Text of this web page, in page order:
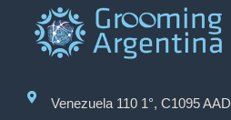
Venezuela 110 1°, C1095 AAD